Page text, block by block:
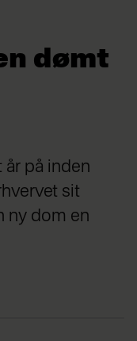
dømt
år på inden
sit
ny dom en